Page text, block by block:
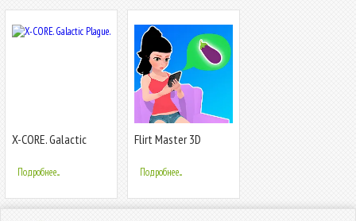
X-CORE. Galactic
Подробнее...
Flirt Master 3D
Подробнее...